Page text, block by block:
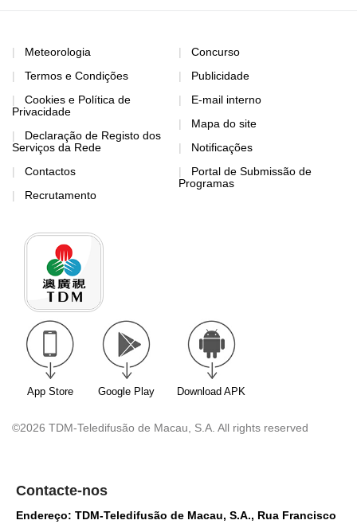
Meteorologia
Termos e Condições
Cookies e Política de
Privacidade
Declaração de Registo dos
Serviços da Rede
Contactos
Recrutamento
Concurso
Publicidade
E-mail interno
Mapa do site
Notificações
Portal de Submissão de
Programas
App Store Google Play Download APK
©2026 TDM-Teledifusão de Macau, S.A. All rights reserved
Contacte-nos
Endereço: TDM-Teledifusão de Macau, S.A., Rua Francisco